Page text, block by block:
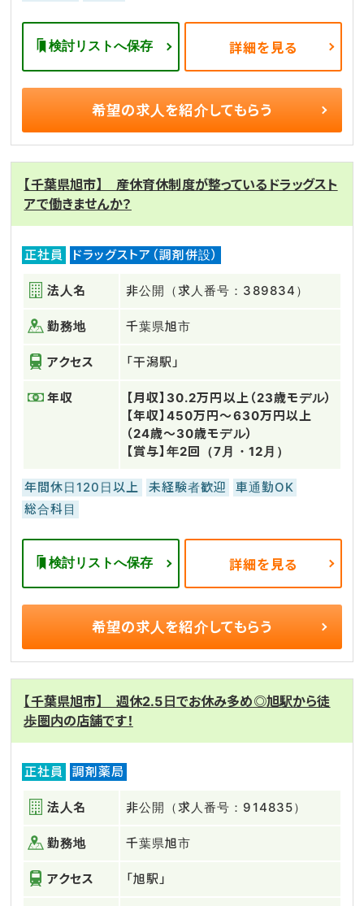
検討リストへ保存 詳細を見る
希望の求人を紹介してもらう
【千葉県旭市】 産休育休制度が整っているドラッグスト
アで働きませんか？
正社員 ドラッグストア（調剤併設）
法人名 非公開（求人番号：389834）
勤務地 千葉県旭市
アクセス 「干潟駅」
年収
【月収】30.2万円以上（23歳モデル）
【年収】450万円～630万円以上
（24歳～30歳モデル）
【賞与】年2回（7月・12月）
年間休日120日以上 未経験者歓迎
車通勤OK
総合科目
検討リストへ保存 詳細を見る
希望の求人を紹介してもらう
【千葉県旭市】 週休2.5日でお休み多め◎旭駅から徒
歩圏内の店舗です！
正社員 調剤薬局
法人名 非公開（求人番号：914835）
勤務地 千葉県旭市
アクセス 「旭駅」